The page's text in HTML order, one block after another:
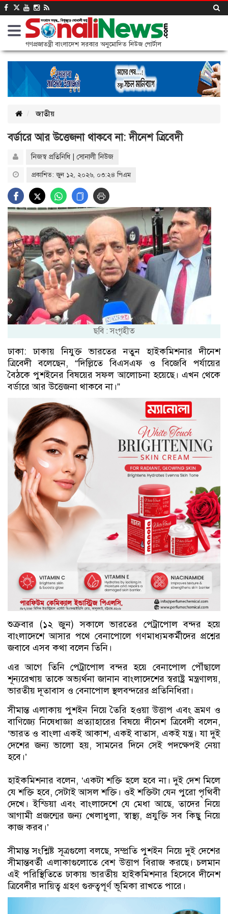
গণপ্রজাতন্ত্রী বাংলাদেশ সরকার অনুমোদিত নিউজ পোর্টাল
জাতীয়
বর্ডারে আর উত্তেজনা থাকবে না: দীনেশ ত্রিবেদী
নিজস্ব প্রতিনিধি | সোনালী নিউজ
প্রকাশিত: জুন ১২, ২০২৬, ০৩:২৪ পিএম
ছবি : সংগৃহীত
ঢাকা: ঢাকায় নিযুক্ত ভারতের নতুন হাইকমিশনার দীনেশ
ত্রিবেদী বলেছেন, “দিল্লিতে বিএসএফ ও বিজেবি পর্যায়ের
বৈঠকে পুশইনের বিষয়ের সফল আলোচনা হয়েছে। এখন থেকে
বর্ডারে আর উত্তেজনা থাকবে না।”
শুক্রবার (১২ জুন) সকালে ভারতের পেট্রাপোল বন্দর হয়ে
বাংলাদেশে আসার পথে বেনাপোলে গণমাধ্যমকর্মীদের প্রশ্নের
জবাবে এসব কথা বলেন তিনি।
এর আগে তিনি পেট্রাপোল বন্দর হয়ে বেনাপোল পৌঁছালে
শূন্যরেখায় তাকে অভ্যর্থনা জানান বাংলাদেশের স্বরাষ্ট্র মন্ত্রণালয়,
ভারতীয় দূতাবাস ও বেনাপোল স্থলবন্দরের প্রতিনিধিরা।
সীমান্ত এলাকায় পুশইন নিয়ে তৈরি হওয়া উত্তাপ এবং ভ্রমণ ও
বাণিজ্যে নিষেধাজ্ঞা প্রত্যাহারের বিষয়ে দীনেশ ত্রিবেদী বলেন,
‘ভারত ও বাংলা একই আকাশ, একই বাতাস, একই যন্ত্র। যা দুই
দেশের জন্য ভালো হয়, সামনের দিনে সেই পদক্ষেপই নেয়া
হবে।’
হাইকমিশনার বলেন, ‘একটা শক্তি হলে হবে না। দুই দেশ মিলে
যে শক্তি হবে, সেটাই আসল শক্তি। ওই শক্তিটা যেন পুরো পৃথিবী
দেখে। ইন্ডিয়া এবং বাংলাদেশে যে মেধা আছে, তাদের নিয়ে
আগামী প্রজন্মের জন্য খেলাধুলা, স্বাস্থ্য, প্রযুক্তি সব কিছু নিয়ে
কাজ করব।’
সীমান্ত সংশ্লিষ্ট সূত্রগুলো বলছে, সম্প্রতি পুশইন নিয়ে দুই দেশের
সীমান্তবর্তী এলাকাগুলোতে বেশ উত্তাপ বিরাজ করছে। চলমান
এই পরিস্থিতিতে ঢাকায় ভারতীয় হাইকমিশনার হিসেবে দীনেশ
ত্রিবেদীর দায়িত্ব গ্রহণ গুরুত্বপূর্ণ ভূমিকা রাখতে পারে।